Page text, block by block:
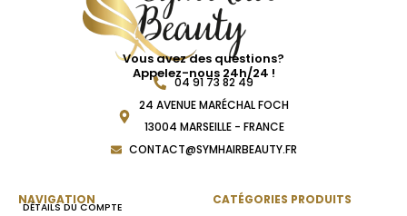
Vous avez des questions?
Appelez-nous 24h/24 !
04 91 73 82 49
24 AVENUE MARÉCHAL FOCH
13004 MARSEILLE - FRANCE
CONTACT@SYMHAIRBEAUTY.FR
NAVIGATION
DÉTAILS DU COMPTE
CATÉGORIES PRODUITS